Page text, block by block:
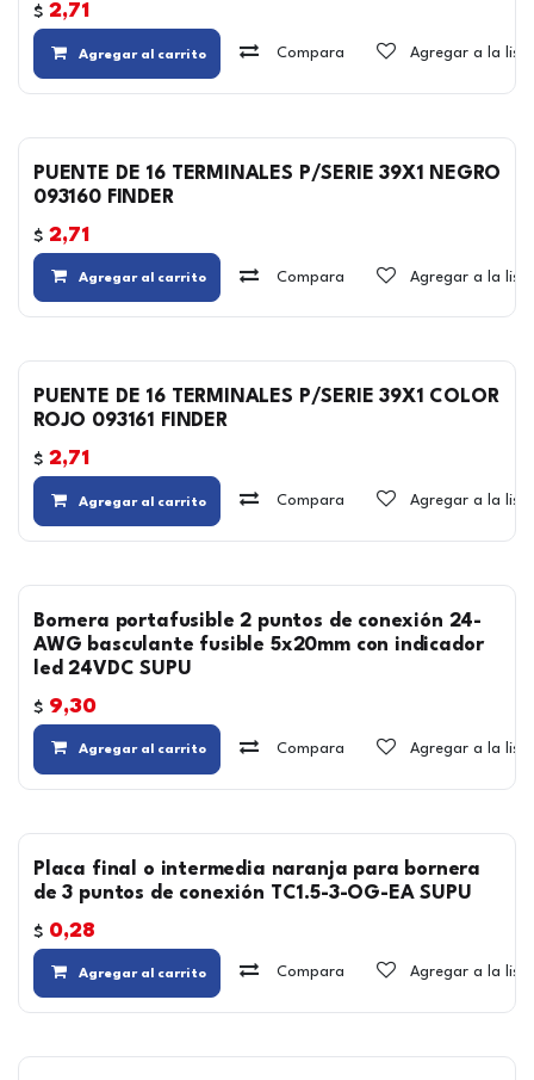
$ 2,71
Agregar al carrito Compara Agregar a la
PUENTE DE 16 TERMINALES P/SERIE 39X1 NEGRO
093160 FINDER
$ 2,71
Agregar al carrito Compara Agregar a la
PUENTE DE 16 TERMINALES P/SERIE 39X1 COLOR
ROJO 093161 FINDER
$ 2,71
Agregar al carrito Compara Agregar a la
Bornera portafusible 2 puntos de conexión 24-
AWG basculante fusible 5x20mm con indicador
led 24VDC SUPU
$ 9,30
Agregar al carrito Compara Agregar a la
Placa final o intermedia naranja para bornera
de 3 puntos de conexión TC1.5-3-OG-EA SUPU
$ 0,28
Agregar al carrito Compara Agregar a la